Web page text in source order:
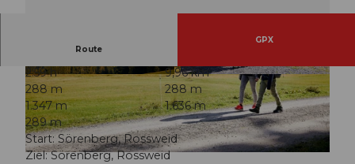
© Beat Brechbühl, UNESCO Biosphäre Entlebuch
© Beat Brechbühl, UNESCO Biosphäre Entlebu
ch
© Beat Brechbühl, UNESCO Biosphäre Entlebu
ch
Route
GPX
2:59 h
9,96 km
288 m
288 m
1.347 m
1.636 m
289 m
Start: Sörenberg, Rossweid
Ziel: Sörenberg, Rossweid